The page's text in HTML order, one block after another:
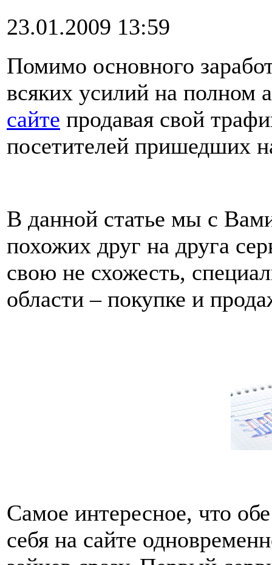
23.01.2009 13:59
Помимо основного
всяких усилий на полном
сайте продавая свой
посетителей пришедших
В данной статье мы с
похожих друг на друга
свою не схожесть,
области – покупке и
Самое интересное, что
себя на сайте